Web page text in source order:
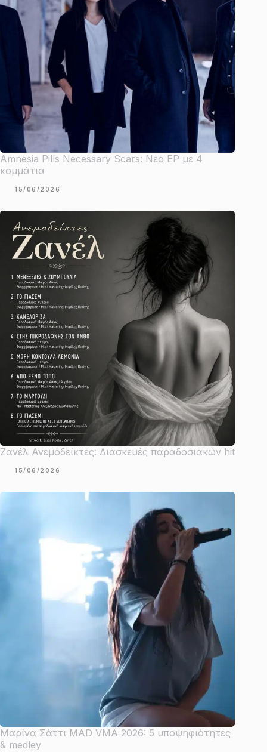
Amnesia Pills Necessary Scars: Νέο EP με 4
κομμάτια
15/06/2026
Ζανέλ Ανεμοδείκτες: Διασκευές παραδοσιακών hit
15/06/2026
Μαρίνα Σάττι MAD VMA 2026: 5 υποψηφιότητες
& medley